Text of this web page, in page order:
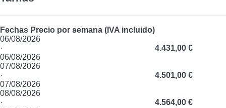
Fechas Precio por semana (IVA incluido)
06/08/2026
·
06/08/2026
4.431,00 €
07/08/2026
·
07/08/2026
4.501,00 €
08/08/2026
·
4.564,00 €